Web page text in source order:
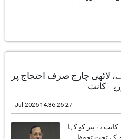
جے پی) نے
کارکنوں کے خلاف
ہے اور کہا ہے
کانت